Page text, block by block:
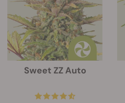
Sweet ZZ Auto